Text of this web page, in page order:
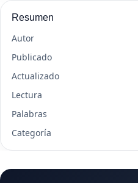
Resumen
Autor
Publicado
Actualizado
Lectura
Palabras
Categoría